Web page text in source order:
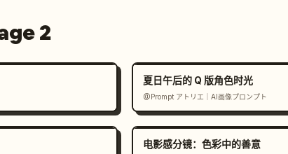
2
夏日午后的 Q 版角色时光
@Prompt アトリエ｜AI画像プロンプト
电影感分镜：色彩中的善意